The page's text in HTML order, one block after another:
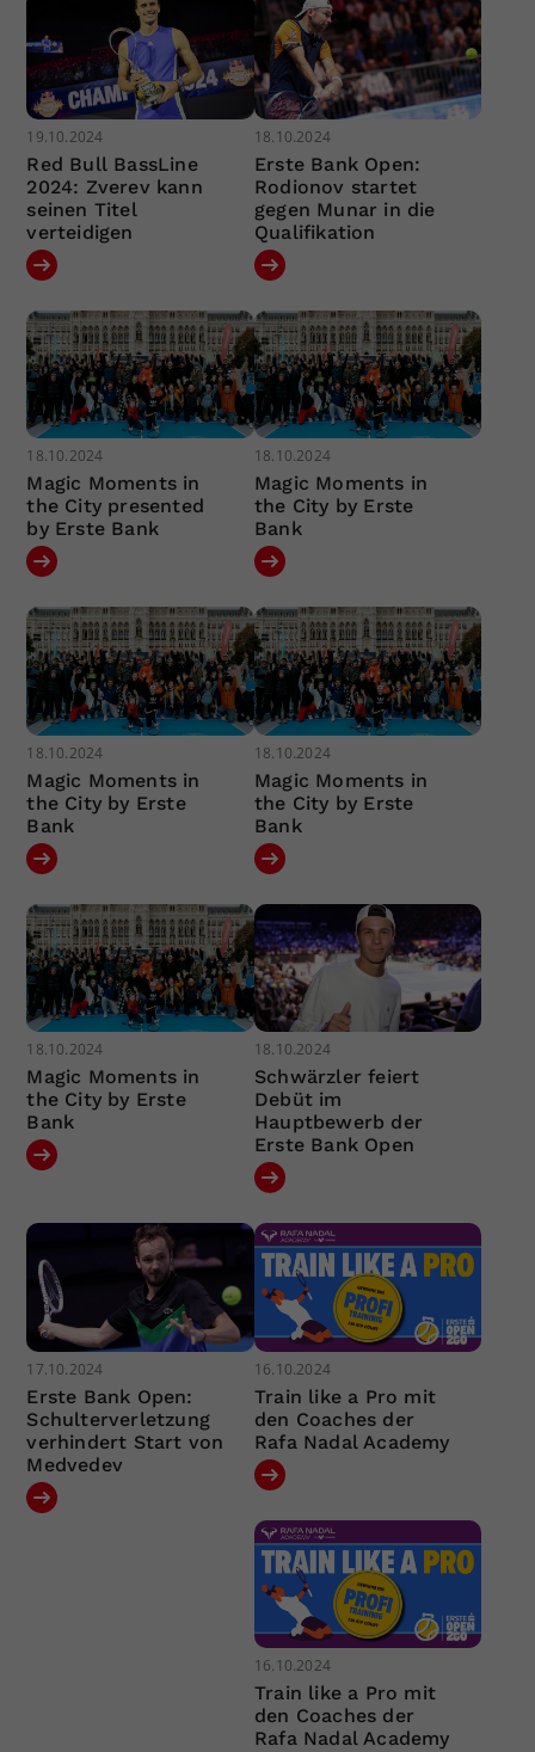
19.10.2024
Red Bull BassLine
2024: Zverev kann
seinen Titel
verteidigen
18.10.2024
Erste Bank Open:
Rodionov startet
gegen Munar in die
Qualifikation
18.10.2024
Magic Moments in
the City presented
by Erste Bank
18.10.2024
Magic Moments in
the City by Erste
Bank
18.10.2024
Magic Moments in
the City by Erste
Bank
18.10.2024
Magic Moments in
the City by Erste
Bank
18.10.2024
Magic Moments in
the City by Erste
Bank
18.10.2024
Schwärzler feiert
Debüt im
Hauptbewerb der
Erste Bank Open
17.10.2024
Erste Bank Open:
Schulterverletzung
verhindert Start von
Medvedev
16.10.2024
Train like a Pro mit
den Coaches der
Rafa Nadal Academy
16.10.2024
Train like a Pro mit
den Coaches der
Rafa Nadal Academy